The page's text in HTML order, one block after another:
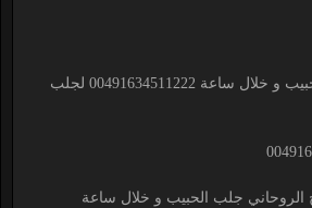
الشيخ الروحاني جلب الحبيب و خلال ساعة 00491634511222 لجلب